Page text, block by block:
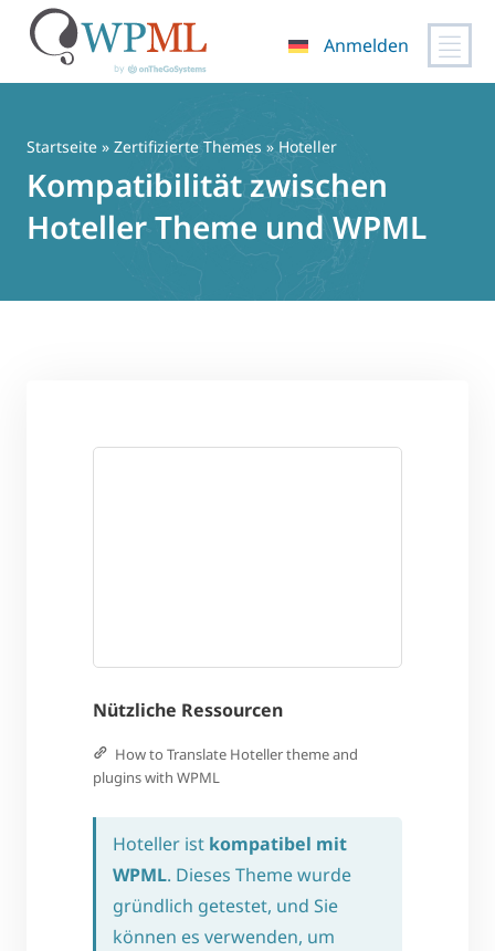
springen
Anmelden
Startseite » Zertifizierte Themes » Hoteller
Kompatibilität zwischen
Hoteller Theme und WPML
Nützliche Ressourcen
How to Translate Hoteller theme and
plugins with WPML
Hoteller ist kompatibel mit
WPML. Dieses Theme wurde
gründlich getestet, und Sie
können es verwenden, um